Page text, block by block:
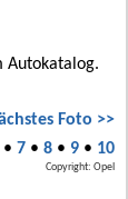
Autokatalog.
Foto >>
7• 8• 9• 10
Copyright: Opel